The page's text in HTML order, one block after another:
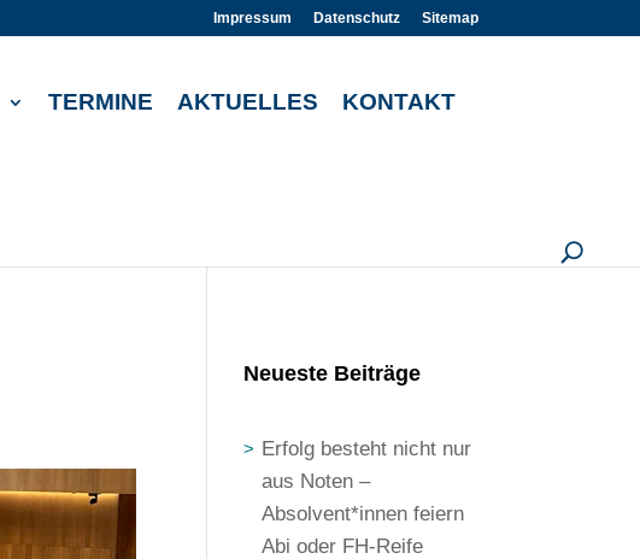
Impressum Datenschutz Sitemap
TERMINE AKTUELLES KONTAKT
U
Neueste Beiträge
Erfolg besteht nicht nur
aus Noten –
Absolvent*innen feiern
Abi oder FH-Reife